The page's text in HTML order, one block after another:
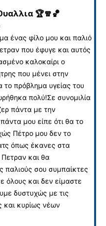
🏆🧣🏀
ένας φίλο μου και παλιό
που έφυγε και αυτός
καλοκαίρι ο
που μένει στην
το πρόβλημα υγείας του
πολύ!Σε συνομιλία
πάντα με την
μου είπε ότι θα το
Πέτρο μου δεν το
όπως έκανες στα
Πετραν και θα
παλιούς σου συμπαίκτες
όλους και δεν είμαστε
δυστυχώς με τις
και κυρίως νέων